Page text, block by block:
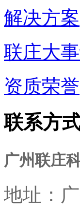
解决方案
联庄大
资质荣誉
联系方
广州联庄
地址：